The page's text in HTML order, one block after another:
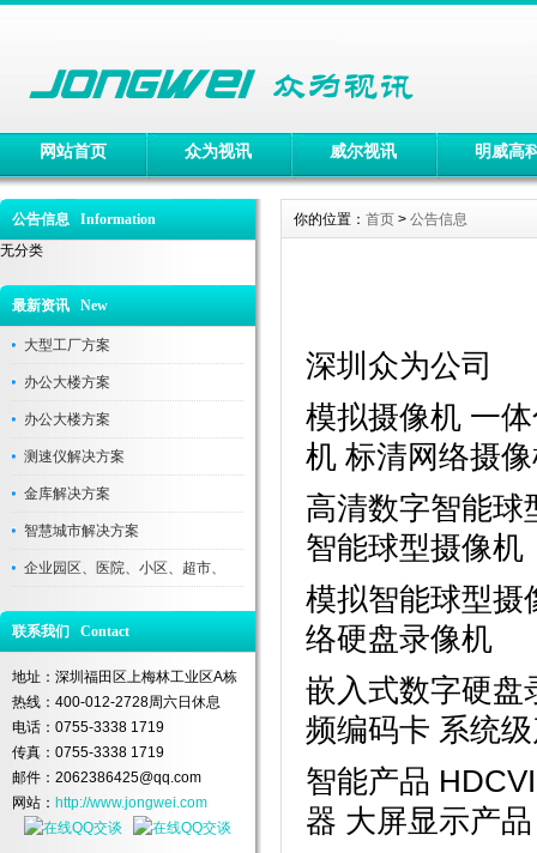
网站首页 众为视讯 威尔视讯 明威高
公告信息 Information
无分类
最新资讯 New
大型工厂方案
办公大楼方案
办公大楼方案
测速仪解决方案
金库解决方案
智慧城市解决方案
企业园区、医院、小区、超市、
联系我们 Contact
地址：深圳福田区上梅林工业区A栋
热线：400-012-2728周六日休息
电话：0755-3338 1719
传真：0755-3338 1719
邮件：2062386425@qq.com
网站： http://www.jongwei.com
你的位置： 首页 > 公告信息
深圳众为公司
模拟摄像机 一
机 标清网络摄
高清数字智能球
智能球型摄像机
模拟智能球型摄
络硬盘录像机
嵌入式数字硬盘
频编码卡 系统
智能产品
器 大屏显示产